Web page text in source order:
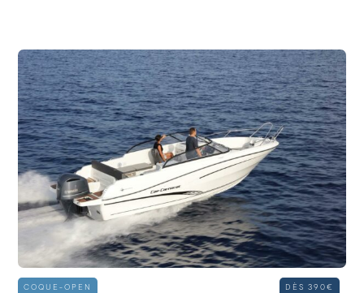
COQUE-OPEN DÈS 390€